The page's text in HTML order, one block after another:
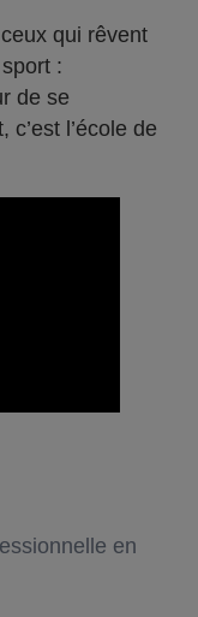
qui rêvent
:
de se
l’école de